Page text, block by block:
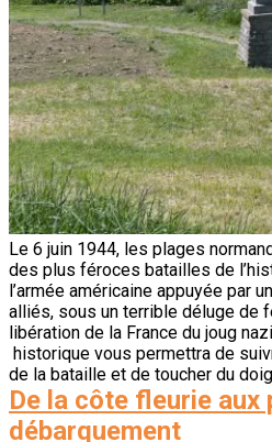
Le 6 juin 1944, les plages
des plus féroces batailles de
l’armée américaine appuyée par
alliés, sous un terrible déluge de
libération de la France du joug
historique vous permettra de
de la bataille et de toucher du
De la côte fleurie aux
débarquement